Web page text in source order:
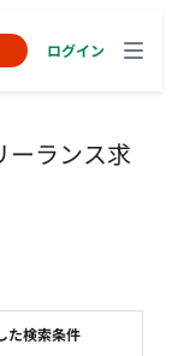
ログイン
ーランス求
た検索条件